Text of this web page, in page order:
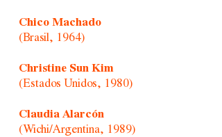
Chico Machado
(Brasil, 1964)
Christine Sun Kim
(Estados Unidos, 1980)
Claudia Alarcón
(Wichi/Argentina, 1989)